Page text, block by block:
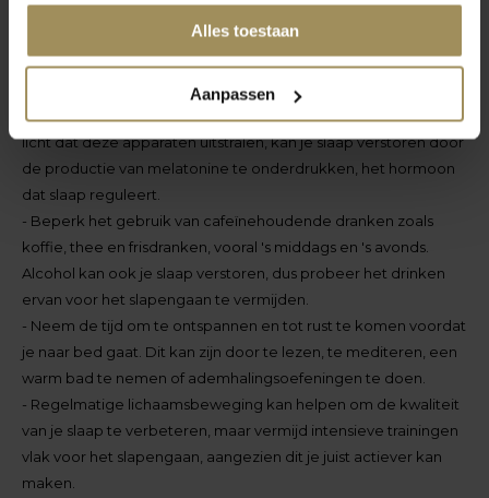
Alles toestaan
Aanpassen
- Zorg voor een comfortabele en rustige slaapomgeving. Dit
betekent een koele, donkere en stille kamer met een
comfortabel matras en kussens.
- Beperk het gebruik van smartphones, tablets, computers en
televisies minstens een uur voordat je gaat slapen. Het blauwe
licht dat deze apparaten uitstralen, kan je slaap verstoren door
de productie van melatonine te onderdrukken, het hormoon
dat slaap reguleert.
- Beperk het gebruik van cafeïnehoudende dranken zoals
koffie, thee en frisdranken, vooral 's middags en 's avonds.
Alcohol kan ook je slaap verstoren, dus probeer het drinken
ervan voor het slapengaan te vermijden.
- Neem de tijd om te ontspannen en tot rust te komen voordat
je naar bed gaat. Dit kan zijn door te lezen, te mediteren, een
warm bad te nemen of ademhalingsoefeningen te doen.
- Regelmatige lichaamsbeweging kan helpen om de kwaliteit
van je slaap te verbeteren, maar vermijd intensieve trainingen
vlak voor het slapengaan, aangezien dit je juist actiever kan
maken.